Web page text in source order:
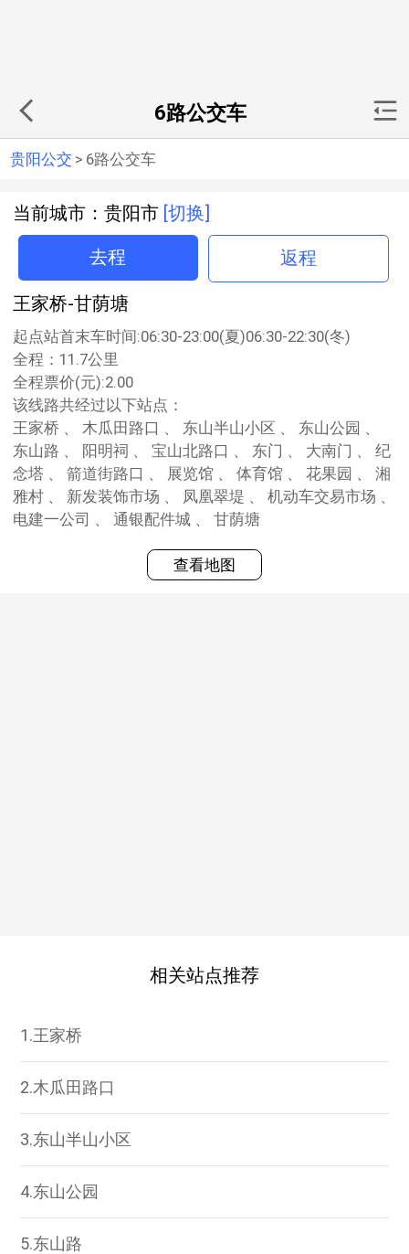
6路公交车
贵阳公交 > 6路公交车
当前城市：贵阳市 [切换]
去程 返程
王家桥-甘荫塘
起点站首末车时间:06:30-23:00(夏)06:30-22:30(冬)
全程：11.7公里
全程票价(元):2.00
该线路共经过以下站点：
王家桥 、 木瓜田路口 、 东山半山小区 、 东山公园 、
东山路 、 阳明祠 、 宝山北路口 、 东门 、 大南门 、 纪
念塔 、 箭道街路口 、 展览馆 、 体育馆 、 花果园 、 湘
雅村 、 新发装饰市场 、 凤凰翠堤 、 机动车交易市场 、
电建一公司 、 通银配件城 、 甘荫塘
查看地图
相关站点推荐
1.王家桥
2.木瓜田路口
3.东山半山小区
4.东山公园
5.东山路